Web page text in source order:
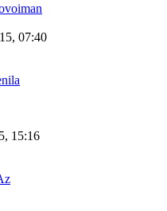
07:40
15:16